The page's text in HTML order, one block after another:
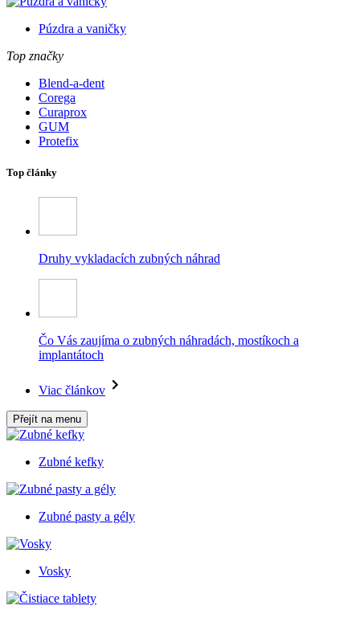
Púzdra a vaničky
Top značky
Blend-a-dent
Corega
Curaprox
GUM
Protefix
Top články
Druhy vykladacích zubných náhrad
Čo Vás zaujíma o zubných náhradách, mostíkoch a
implantátoch
Viac článkov
Přejít na menu
Zubné kefky
Zubné pasty a gély
Vosky